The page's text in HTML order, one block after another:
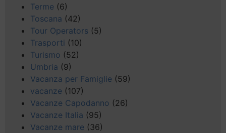
Terme (6)
Toscana (42)
Tour Operators (5)
Trasporti (10)
Turismo (52)
Umbria (9)
Vacanza per Famiglie (59)
vacanze (107)
Vacanze Capodanno (26)
Vacanze Italia (95)
Vacanze mare (36)